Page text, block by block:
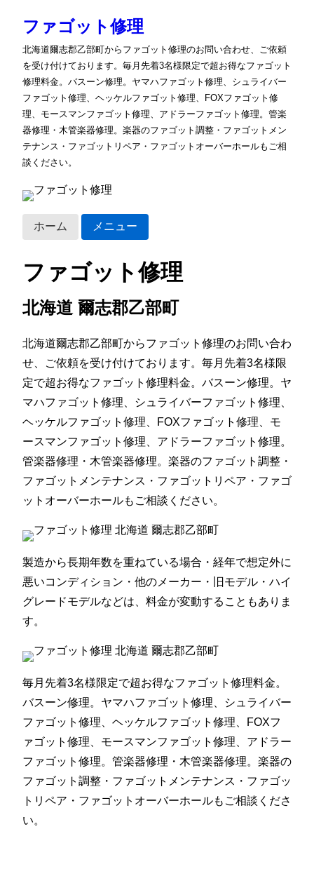
ファゴット修理
北海道爾志郡乙部町からファゴット修理のお問い合わせ、ご依頼
を受け付けております。毎月先着3名様限定で超お得なファゴット
修理料金。バスーン修理。ヤマハファゴット修理、シュライバー
ファゴット修理、ヘッケルファゴット修理、FOXファゴット修
理、モースマンファゴット修理、アドラーファゴット修理。管楽
器修理・木管楽器修理。楽器のファゴット調整・ファゴットメン
テナンス・ファゴットリペア・ファゴットオーバーホールもご相
談ください。
ホーム メニュー
ファゴット修理
北海道 爾志郡乙部町
北海道爾志郡乙部町からファゴット修理のお問い合わ
せ、ご依頼を受け付けております。毎月先着3名様限
定で超お得なファゴット修理料金。バスーン修理。ヤ
マハファゴット修理、シュライバーファゴット修理、
ヘッケルファゴット修理、FOXファゴット修理、モ
ースマンファゴット修理、アドラーファゴット修理。
管楽器修理・木管楽器修理。楽器のファゴット調整・
ファゴットメンテナンス・ファゴットリペア・ファゴ
ットオーバーホールもご相談ください。
製造から長期年数を重ねている場合・経年で想定外に
悪いコンディション・他のメーカー・旧モデル・ハイ
グレードモデルなどは、料金が変動することもありま
す。
毎月先着3名様限定で超お得なファゴット修理料金。
バスーン修理。ヤマハファゴット修理、シュライバー
ファゴット修理、ヘッケルファゴット修理、FOXフ
ァゴット修理、モースマンファゴット修理、アドラー
ファゴット修理。管楽器修理・木管楽器修理。楽器の
ファゴット調整・ファゴットメンテナンス・ファゴッ
トリペア・ファゴットオーバーホールもご相談くださ
い。